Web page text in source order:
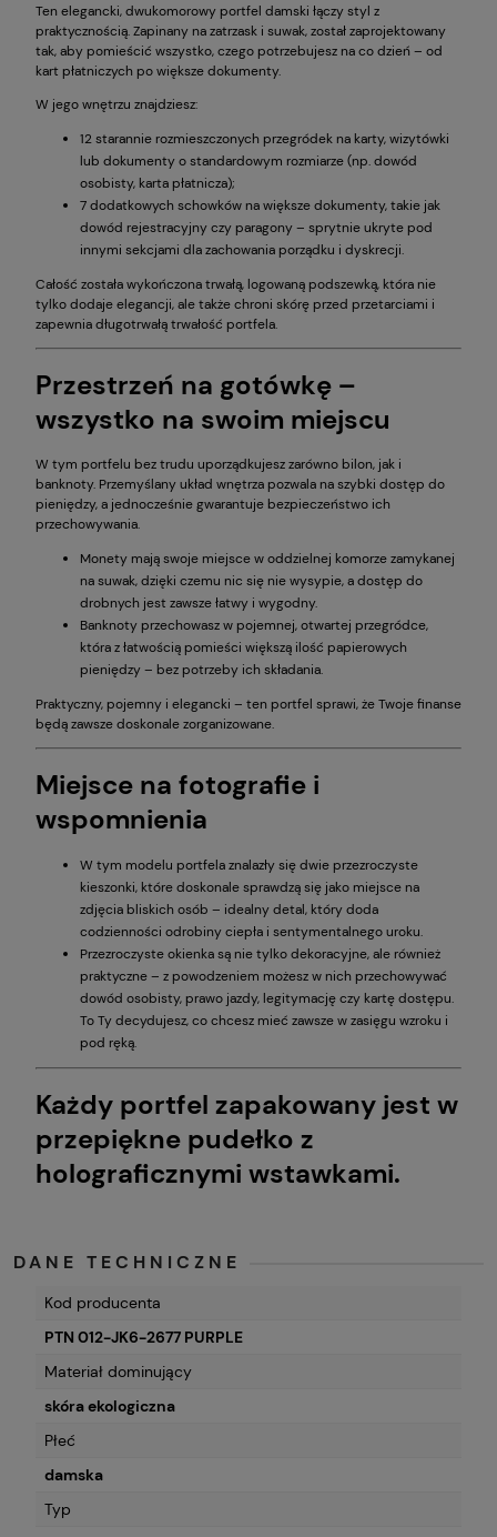
Ten elegancki, dwukomorowy portfel damski łączy styl z
praktycznością. Zapinany na zatrzask i suwak, został zaprojektowany
tak, aby pomieścić wszystko, czego potrzebujesz na co dzień – od
kart płatniczych po większe dokumenty.
W jego wnętrzu znajdziesz:
12 starannie rozmieszczonych przegródek na karty, wizytówki
lub dokumenty o standardowym rozmiarze (np. dowód
osobisty, karta płatnicza);
7 dodatkowych schowków na większe dokumenty, takie jak
dowód rejestracyjny czy paragony – sprytnie ukryte pod
innymi sekcjami dla zachowania porządku i dyskrecji.
Całość została wykończona trwałą, logowaną podszewką, która nie
tylko dodaje elegancji, ale także chroni skórę przed przetarciami i
zapewnia długotrwałą trwałość portfela.
Przestrzeń na gotówkę –
wszystko na swoim miejscu
W tym portfelu bez trudu uporządkujesz zarówno bilon, jak i
banknoty. Przemyślany układ wnętrza pozwala na szybki dostęp do
pieniędzy, a jednocześnie gwarantuje bezpieczeństwo ich
przechowywania.
Monety mają swoje miejsce w oddzielnej komorze zamykanej
na suwak, dzięki czemu nic się nie wysypie, a dostęp do
drobnych jest zawsze łatwy i wygodny.
Banknoty przechowasz w pojemnej, otwartej przegródce,
która z łatwością pomieści większą ilość papierowych
pieniędzy – bez potrzeby ich składania.
Praktyczny, pojemny i elegancki – ten portfel sprawi, że Twoje finanse
będą zawsze doskonale zorganizowane.
Miejsce na fotografie i
wspomnienia
W tym modelu portfela znalazły się dwie przezroczyste
kieszonki, które doskonale sprawdzą się jako miejsce na
zdjęcia bliskich osób – idealny detal, który doda
codzienności odrobiny ciepła i sentymentalnego uroku.
Przezroczyste okienka są nie tylko dekoracyjne, ale również
praktyczne – z powodzeniem możesz w nich przechowywać
dowód osobisty, prawo jazdy, legitymację czy kartę dostępu.
To Ty decydujesz, co chcesz mieć zawsze w zasięgu wzroku i
pod ręką.
Każdy portfel zapakowany jest w
przepiękne pudełko z
holograficznymi wstawkami.
DANE TECHNICZNE
Kod producenta
PTN 012-JK6-2677 PURPLE
Materiał dominujący
skóra ekologiczna
Płeć
damska
Typ